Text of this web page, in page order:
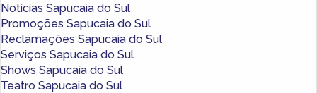
Notícias Sapucaia do Sul
Promoções Sapucaia do Sul
Reclamações Sapucaia do Sul
Serviços Sapucaia do Sul
Shows Sapucaia do Sul
Teatro Sapucaia do Sul